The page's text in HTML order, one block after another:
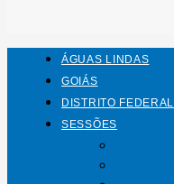
ÁGUAS LINDAS
GOIÁS
DISTRITO FEDERAL
SESSÕES